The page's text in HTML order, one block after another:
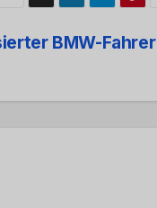
BMW-Fahrer